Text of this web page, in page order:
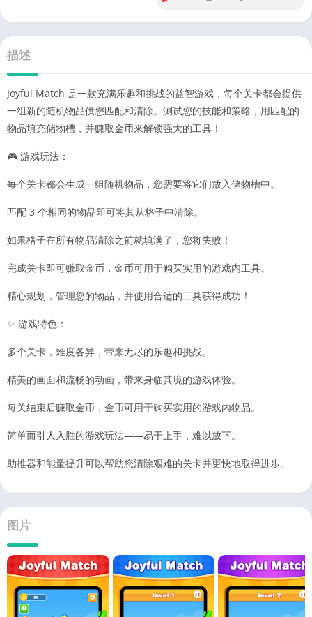
描述
Joyful Match 是一款充满乐趣和挑战的益智游戏，每个关卡都会提供
一组新的随机物品供您匹配和清除。测试您的技能和策略，用匹配的
物品填充储物槽，并赚取金币来解锁强大的工具！
🎮 游戏玩法：
每个关卡都会生成一组随机物品，您需要将它们放入储物槽中。
匹配 3 个相同的物品即可将其从格子中清除。
如果格子在所有物品清除之前就填满了，您将失败！
完成关卡即可赚取金币，金币可用于购买实用的游戏内工具。
精心规划，管理您的物品，并使用合适的工具获得成功！
✨ 游戏特色：
多个关卡，难度各异，带来无尽的乐趣和挑战。
精美的画面和流畅的动画，带来身临其境的游戏体验。
每关结束后赚取金币，金币可用于购买实用的游戏内物品。
简单而引人入胜的游戏玩法——易于上手，难以放下。
助推器和能量提升可以帮助您清除艰难的关卡并更快地取得进步。
图片